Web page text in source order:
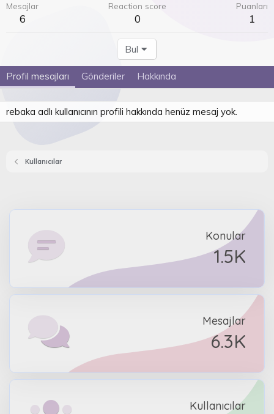
Mesajlar
6
Reaction score
0
Puanları
1
Bul
Profil mesajları Gönderiler Hakkında
rebaka adlı kullanıcının profili hakkında henüz mesaj yok.
Kullanıcılar
Konular
1.5K
Mesajlar
6.3K
Kullanıcılar